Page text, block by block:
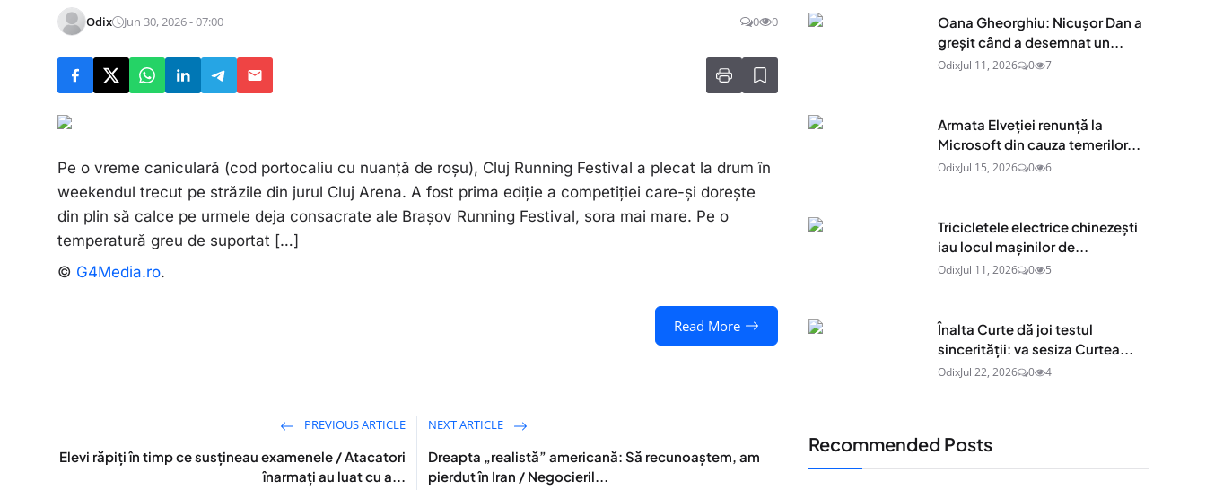
Odix Jun 30, 2026 - 07:00 0 0
Pe o vreme caniculară (cod portocaliu cu nuanță de roșu), Cluj Running Festival a plecat la drum în
weekendul trecut pe străzile din jurul Cluj Arena. A fost prima ediție a competiției care-și dorește
din plin să calce pe urmele deja consacrate ale Brașov Running Festival, sora mai mare. Pe o
temperatură greu de suportat […]
© G4Media.ro.
Read More
PREVIOUS ARTICLE
Elevi răpiți în timp ce susțineau examenele / Atacatori
înarmați au luat cu a...
NEXT ARTICLE
Dreapta „realistă” americană: Să recunoaştem, am
pierdut în Iran / Negocieril...
Oana Gheorghiu: Nicușor Dan a
greșit când a desemnat un...
OdixJul 11, 2026 0 7
Armata Elveției renunță la
Microsoft din cauza temerilor...
OdixJul 15, 2026 0 6
Tricicletele electrice chinezești
iau locul mașinilor de...
OdixJul 11, 2026 0 5
Înalta Curte dă joi testul
sincerității: va sesiza Curtea...
OdixJul 22, 2026 0 4
Recommended Posts